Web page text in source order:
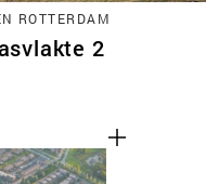
ROTTERDAM
2